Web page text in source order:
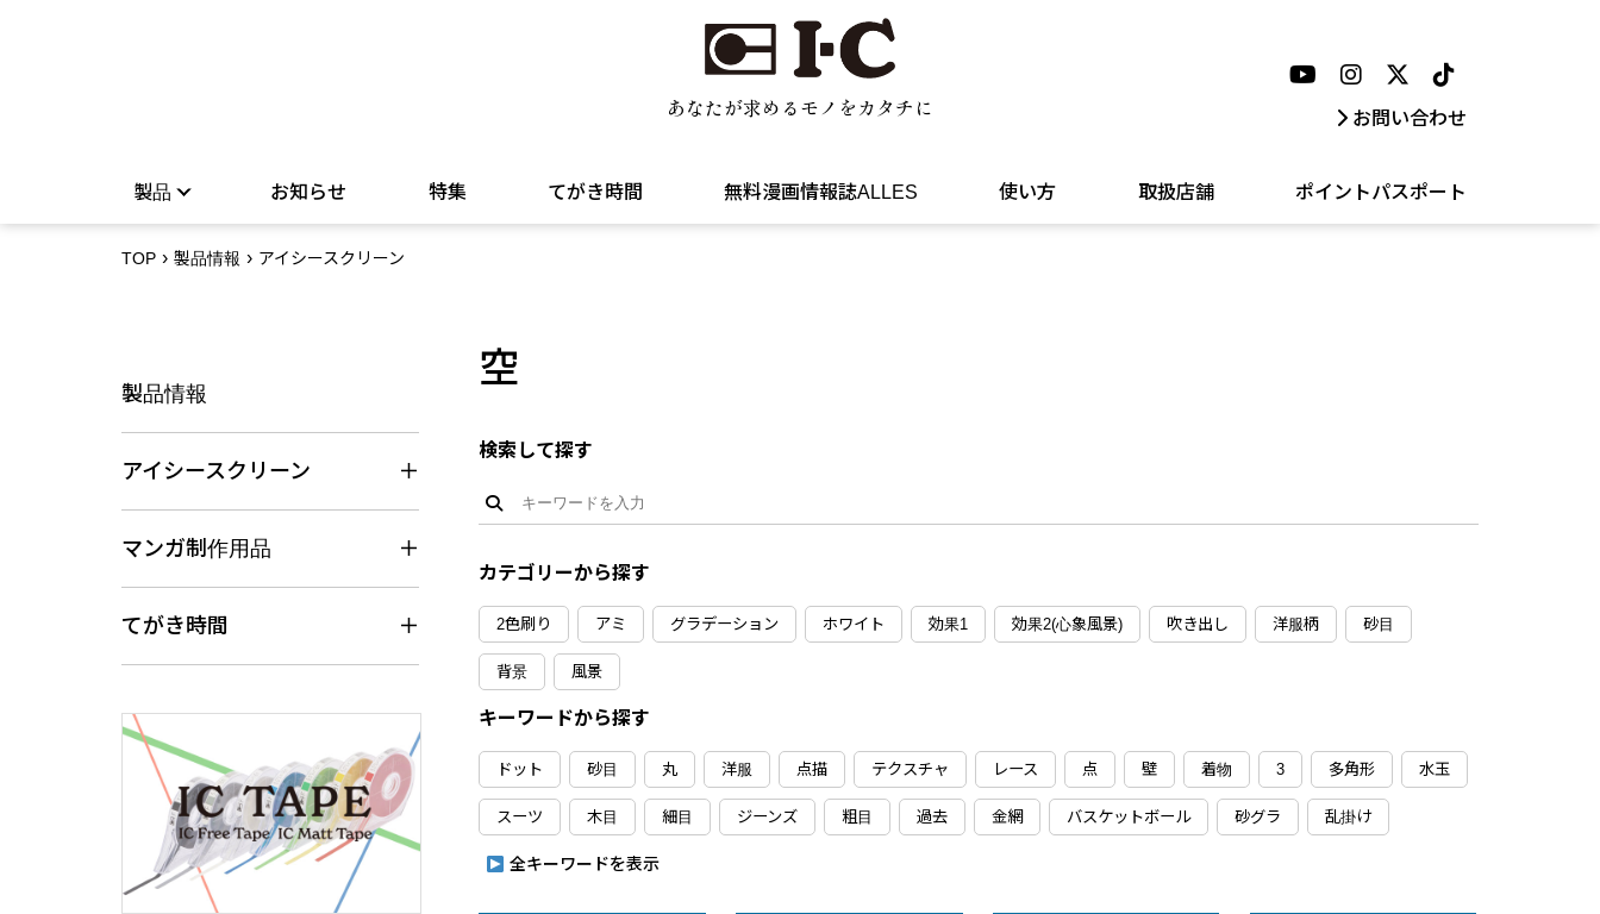
あなたが求めるモノをカタチに
製品 お知らせ 特集 てがき時間 無料漫画情報誌ALLES 使い方 取扱店舗 ポイントパスポート
お問い合わせ
TOP 製品情報 アイシースクリーン
製品情報
アイシースクリーン
マンガ制作用品
てがき時間
空
検索して探す
カテゴリーから探す
2色刷り アミ グラデーション ホワイト 効果1 効果2(心象風景) 吹き出し 洋服柄 砂目
背景 風景
キーワードから探す
ドット 砂目 丸 洋服 点描 テクスチャ レース 点 壁 着物 3 多角形 水玉
スーツ 木目 細目 ジーンズ 粗目 過去 金網 バスケットボール 砂グラ 乱掛け
全キーワードを表示